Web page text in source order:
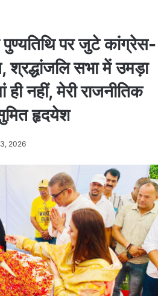
पुण्यतिथि पर जुटे कांग्रेस-
श्रद्धांजलि सभा में उमड़ा
नहीं, मेरी राजनीतिक
हृदयेश
2026